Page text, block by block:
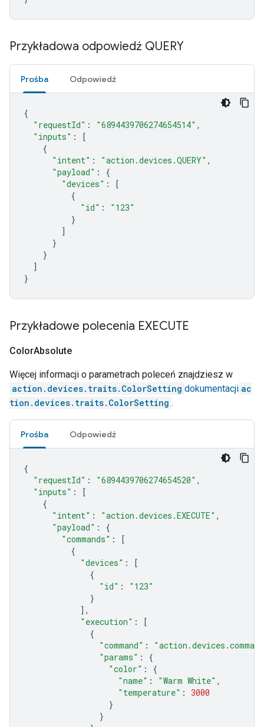
Przykładowa odpowiedź QUERY
Prośba Odpowiedź
{
"requestId" : "6894439706274654514" ,
"inputs" :
[
{
"intent" : "action.devices.QUERY" ,
"payload" :
{
"devices" :
[
{
"id" :
"123"
}
]
}
}
]
}
Przykładowe polecenia EXECUTE
ColorAbsolute
Więcej informacji o parametrach poleceń znajdziesz w
action.devices.traits.ColorSetting dokumentacji ac
tion.devices.traits.ColorSetting .
Prośba Odpowiedź
{
"requestId" : "6894439706274654520" ,
"inputs" :
[
{
"intent" : "action.devices.EXECUTE" ,
"payload" :
{
"commands" :
[
{
"devices" :
[
{
"id" :
"123"
}
],
"execution" :
[
{
"command" :
"params" :
{
"color" :
{
"name" : "Warm White" ,
"temperature" : 3000
}
}